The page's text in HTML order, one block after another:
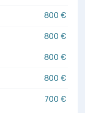
800 €
800 €
800 €
800 €
700 €